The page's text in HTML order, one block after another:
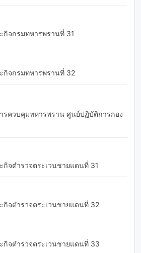
กิจกรมทหารพรานที่ 31
กิจกรมทหารพรานที่ 32
รควบคุมทหารพราน ศูนย์ปฏิบัติการกอง
กิจตำรวจตระเวนชายแดนที่ 31
กิจตำรวจตระเวนชายแดนที่ 32
กิจตำรวจตระเวนชายแดนที่ 33